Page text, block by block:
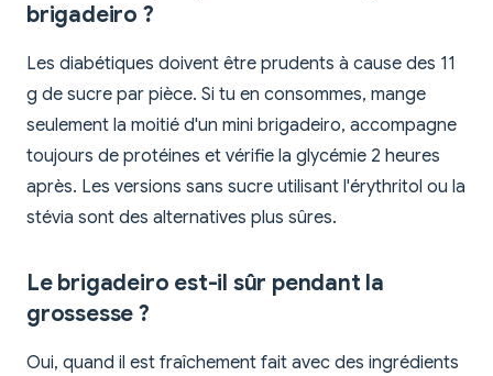
brigadeiro ?
Les diabétiques doivent être prudents à cause des 11
g de sucre par pièce. Si tu en consommes, mange
seulement la moitié d'un mini brigadeiro, accompagne
toujours de protéines et vérifie la glycémie 2 heures
après. Les versions sans sucre utilisant l'érythritol ou la
stévia sont des alternatives plus sûres.
Le brigadeiro est-il sûr pendant la
grossesse ?
Oui, quand il est fraîchement fait avec des ingrédients